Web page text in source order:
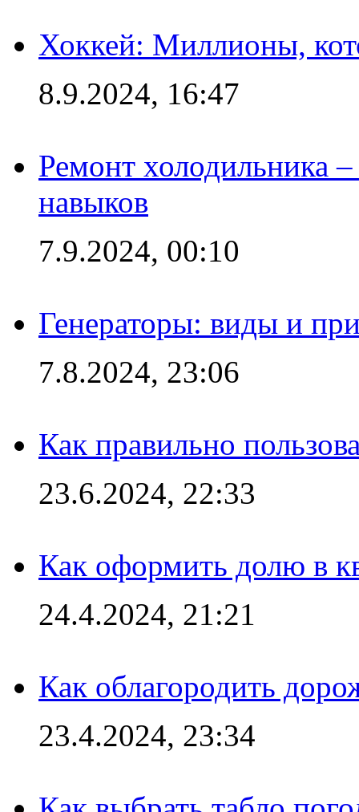
Хоккей: Миллионы,
8.9.2024, 16:47
Ремонт холодильника
навыков
7.9.2024, 00:10
Генераторы: виды и
7.8.2024, 23:06
Как правильно
23.6.2024, 22:33
Как оформить долю в
24.4.2024, 21:21
Как облагородить
23.4.2024, 23:34